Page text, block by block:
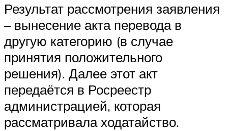
Результат рассмотрения заявления
– вынесение акта перевода в
другую категорию (в случае
принятия положительного
решения). Далее этот акт
передаётся в Росреестр
администрацией, которая
рассматривала ходатайство.